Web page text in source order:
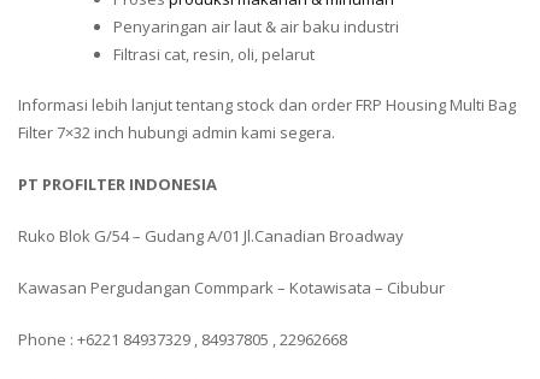
Penyaringan air laut & air baku industri
Filtrasi cat, resin, oli, pelarut
Informasi lebih lanjut tentang stock dan order FRP Housing Multi Bag
Filter 7×32 inch hubungi admin kami segera.
PT PROFILTER INDONESIA
Ruko Blok G/54 – Gudang A/01 Jl.Canadian Broadway
Kawasan Pergudangan Commpark – Kotawisata – Cibubur
Phone : +6221 84937329 , 84937805 , 22962668